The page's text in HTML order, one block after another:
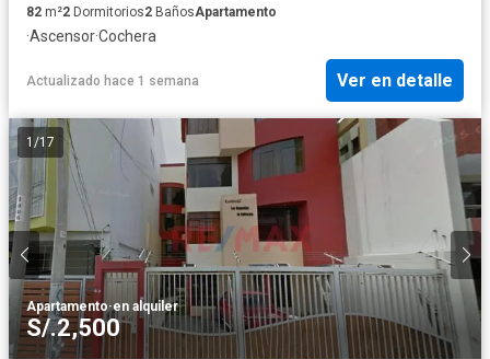
82 m²2 Dormitorios2 BañosApartamento
·Ascensor·Cochera
Actualizado hace 1 semana Ver en detalle
1 /17
Apartamento·en alquiler
S/.2,500